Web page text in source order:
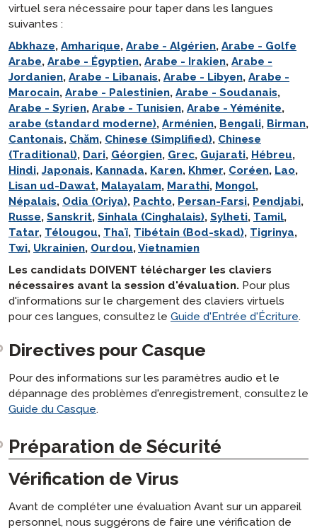
virtuel sera nécessaire pour taper dans les langues
suivantes :
langlist:
Abkhaze, Amharique, Arabe - Algérien, Arabe - Golfe
Arabe, Arabe - Égyptien, Arabe - Irakien, Arabe -
Jordanien, Arabe - Libanais, Arabe - Libyen, Arabe -
Marocain, Arabe - Palestinien, Arabe - Soudanais,
Arabe - Syrien, Arabe - Tunisien, Arabe - Yéménite,
arabe (standard moderne), Arménien, Bengali, Birman,
Cantonais, Chăm, Chinese (Simplified), Chinese
(Traditional), Dari, Géorgien, Grec, Gujarati, Hébreu,
Hindi, Japonais, Kannada, Karen, Khmer, Coréen, Lao,
Lisan ud-Dawat, Malayalam, Marathi, Mongol,
Népalais, Odia (Oriya), Pachto, Persan-Farsi, Pendjabi,
Russe, Sanskrit, Sinhala (Cinghalais), Sylheti, Tamil,
Tatar, Télougou, Thaï, Tibétain (Bod-skad), Tigrinya,
Twi, Ukrainien, Ourdou,Vietnamien
Les candidats DOIVENT télécharger les claviers
nécessaires avant la session d'évaluation. Pour plus
d'informations sur le chargement des claviers virtuels
pour ces langues, consultez le Guide d'Entrée d'Écriture.
Directives pour Casque
Pour des informations sur les paramètres audio et le
dépannage des problèmes d'enregistrement, consultez le
Guide du Casque.
Préparation de Sécurité
Vérification de Virus
Avant de compléter une évaluation Avant sur un appareil
personnel, nous suggérons de faire une vérification de